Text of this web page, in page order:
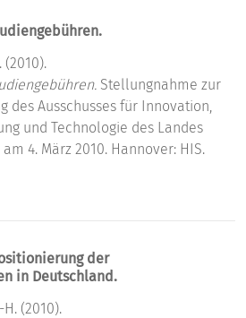
(2010).
Stellungnahme zur
des Ausschusses für Innovation,
und Technologie des Landes
4. März 2010. Hannover: HIS.
der
in Deutschland.
H. (2010).